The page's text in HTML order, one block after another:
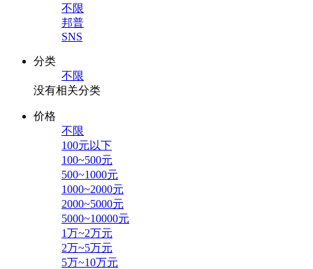
不限
邦普
SNS
分类
不限
没有相关分类
价格
不限
100元以下
100~500元
500~1000元
1000~2000元
2000~5000元
5000~10000元
1万~2万元
2万~5万元
5万~10万元